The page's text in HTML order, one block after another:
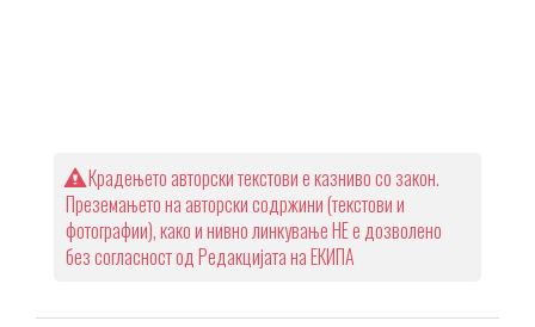
Крадењето авторски текстови е казниво со закон.
Преземањето на авторски содржини (текстови и
фотографии), како и нивно линкување НЕ е дозволено
без согласност од Редакцијата на ЕКИПА